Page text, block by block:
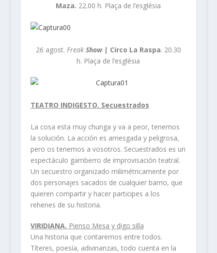
Maza. 22.00 h. Plaça de l’església
26 agost. Freak Show| Circo La Raspa. 20.30
h. Plaça de l’església
TEATRO INDIGESTO. Secuestrados
La cosa esta muy chunga y va a peor, tenemos
la solución. La acción es arriesgada y peligrosa,
pero os tenemos a vosotros. Secuestrados es un
espectáculo gamberro de improvisación teatral.
Un secuestro organizado milimétricamente por
dos personajes sacados de cualquier barrio, que
quieren compartir y hacer participes a los
rehenes de su historia.
VIRIDIANA. Pienso Mesa y digo silla
Una historia que contaremos entre todos.
Títeres, poesía, adivinanzas, todo cuenta en la